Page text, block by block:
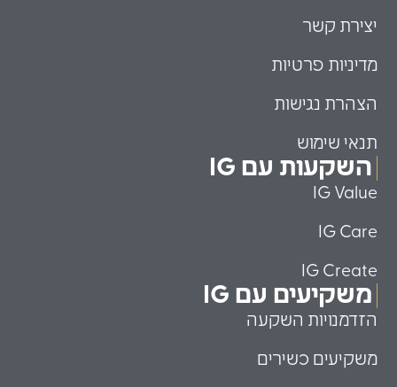
יצירת קשר
מדיניות פרטיות
הצהרת נגישות
תנאי שימוש
השקעות עם IG
IG Value
IG Care
IG Create
משקיעים עם IG
הזדמנויות השקעה
משקיעים כשירים